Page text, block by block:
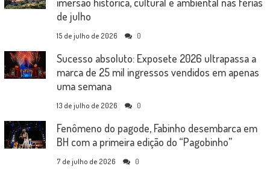
de julho
15 de julho de 2026 0
Sucesso absoluto: Exposete 2026 ultrapassa a
marca de 25 mil ingressos vendidos em apenas
uma semana
13 de julho de 2026 0
Fenômeno do pagode, Fabinho desembarca em
BH com a primeira edição do “Pagobinho”
7 de julho de 2026 0